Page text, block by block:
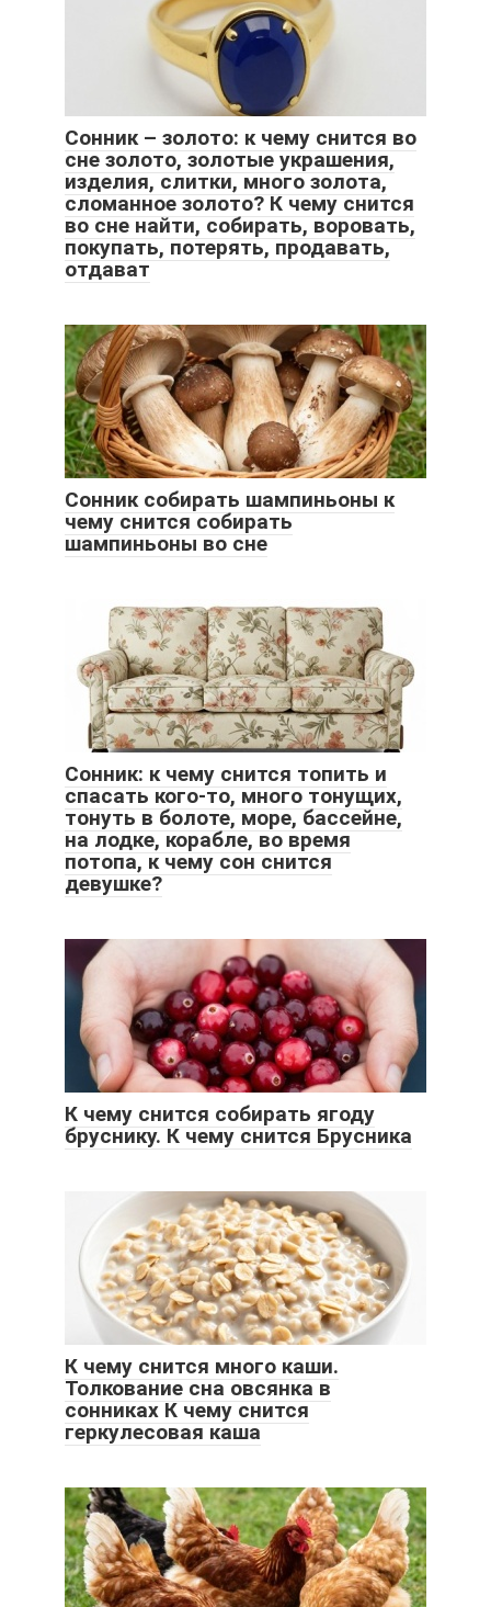
Сонник – золото: к чему снится во
сне золото, золотые украшения,
изделия, слитки, много золота,
сломанное золото? К чему снится
во сне найти, собирать, воровать,
покупать, потерять, продавать,
отдават
Сонник собирать шампиньоны к
чему снится собирать
шампиньоны во сне
Сонник: к чему снится топить и
спасать кого-то, много тонущих,
тонуть в болоте, море, бассейне,
на лодке, корабле, во время
потопа, к чему сон снится
девушке?
К чему снится собирать ягоду
бруснику. К чему снится Брусника
К чему снится много каши.
Толкование сна овсянка в
сонниках К чему снится
геркулесовая каша